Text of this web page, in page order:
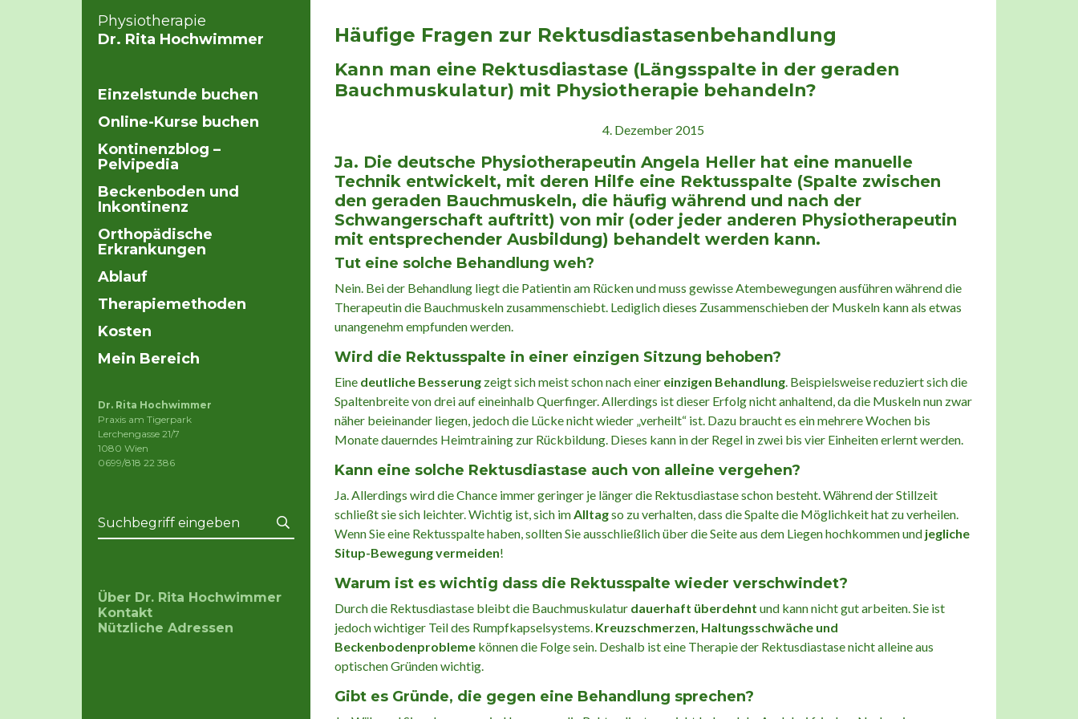
Physiotherapie
Dr. Rita Hochwimmer
Einzelstunde buchen
Online-Kurse buchen
Kontinenzblog –
Pelvipedia
Beckenboden und
Inkontinenz
Orthopädische
Erkrankungen
Ablauf
Therapiemethoden
Kosten
Mein Bereich
Dr. Rita Hochwimmer
Praxis am Tigerpark
Lerchengasse 21/7
1080 Wien
0699/818 22 386
Über Dr. Rita Hochwimmer
Kontakt
Nützliche Adressen
Häufige Fragen zur Rektusdiastasenbehandlung
Kann man eine Rektusdiastase (Längsspalte in der geraden
Bauchmuskulatur) mit Physiotherapie behandeln?
4. Dezember 2015
Ja. Die deutsche Physiotherapeutin Angela Heller hat eine manuelle
Technik entwickelt, mit deren Hilfe eine Rektusspalte (Spalte zwischen
den geraden Bauchmuskeln, die häufig während und nach der
Schwangerschaft auftritt) von mir (oder jeder anderen Physiotherapeutin
mit entsprechender Ausbildung) behandelt werden kann.
Tut eine solche Behandlung weh?
Nein. Bei der Behandlung liegt die Patientin am Rücken und muss gewisse Atembewegungen ausführen während die
Therapeutin die Bauchmuskeln zusammenschiebt. Lediglich dieses Zusammenschieben der Muskeln kann als etwas
unangenehm empfunden werden.
Wird die Rektusspalte in einer einzigen Sitzung behoben?
Eine deutliche Besserung zeigt sich meist schon nach einer einzigen Behandlung. Beispielsweise reduziert sich die
Spaltenbreite von drei auf eineinhalb Querfinger. Allerdings ist dieser Erfolg nicht anhaltend, da die Muskeln nun zwar
näher beieinander liegen, jedoch die Lücke nicht wieder „verheilt“ ist. Dazu braucht es ein mehrere Wochen bis
Monate dauerndes Heimtraining zur Rückbildung. Dieses kann in der Regel in zwei bis vier Einheiten erlernt werden.
Kann eine solche Rektusdiastase auch von alleine vergehen?
Ja. Allerdings wird die Chance immer geringer je länger die Rektusdiastase schon besteht. Während der Stillzeit
schließt sie sich leichter. Wichtig ist, sich imAlltagso zu verhalten, dass die Spalte die Möglichkeit hat zu verheilen.
Wenn Sie eine Rektusspalte haben, sollten Sie ausschließlich über die Seite aus dem Liegen hochkommen und jegliche
Situp-Bewegung vermeiden!
Warum ist es wichtig dass die Rektusspalte wieder verschwindet?
Durch die Rektusdiastase bleibt die Bauchmuskulatur dauerhaft überdehnt und kann nicht gut arbeiten. Sie ist
jedoch wichtiger Teil des Rumpfkapselsystems. Kreuzschmerzen, Haltungsschwäche und
Beckenbodenprobleme können die Folge sein. Deshalb ist eine Therapie der Rektusdiastase nicht alleine aus
optischen Gründen wichtig.
Gibt es Gründe, die gegen eine Behandlung sprechen?